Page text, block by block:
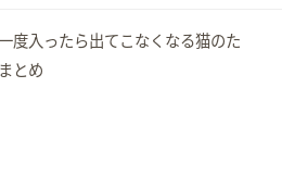
度入ったら出てこなくなる猫のた
とめ